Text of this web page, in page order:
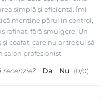
simplă și eficientă. Îmi
menține părul în control,
rafinat, fără smulgere. Un
coafat, care nu ar trebui să
salon profesionist.
recenzie? Da Nu (0/0)